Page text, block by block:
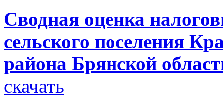
Сводная оценка
сельского поселения
района Брянской
скачать